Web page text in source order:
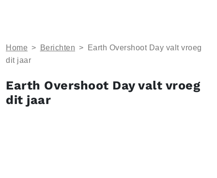
Home > Berichten >
Earth Overshoot Day valt vroeg
dit jaar
Earth Overshoot Day valt vroeg
dit jaar